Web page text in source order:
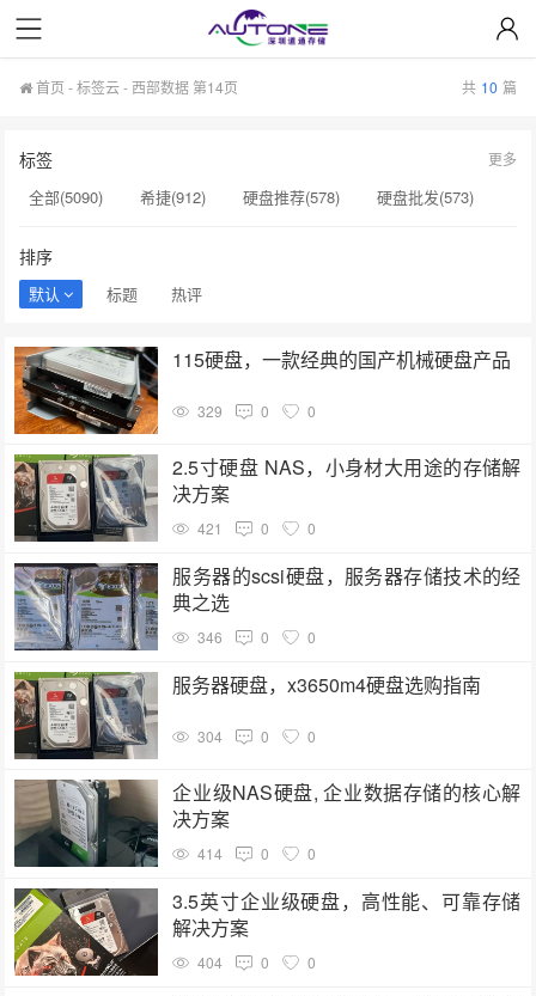
首页 -标签云- 西部数据 第14页 共 10 篇
标签
全部(5090) 希捷(912) 硬盘推荐(578)
硬盘批发(573)
硬盘采购(474)
希捷硬盘(471)
监控级硬盘(142)
硬盘制造(141)
英伟达(141)
希捷总代理(141)
希捷序列号(140)
希捷银河Exos(139)
A100(139) 显卡价格(139)
更多
排序
默认 标题 热评
115硬盘，一款经典的国产机械硬盘产品
329 0 0
2.5寸硬盘 NAS，小身材大用途的存储解
决方案
421 0 0
服务器的scsi硬盘，服务器存储技术的经
典之选
346 0 0
服务器硬盘，x3650m4硬盘选购指南
304 0 0
企业级NAS硬盘, 企业数据存储的核心解
决方案
414 0 0
3.5英寸企业级硬盘，高性能、可靠存储
解决方案
404 0 0